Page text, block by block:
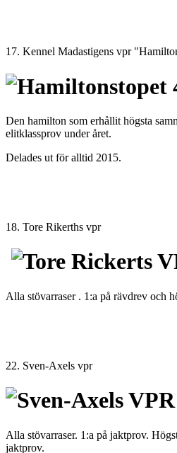
17. Kennel Madastigens vpr
Den hamilton som erhållit högsta
elitklassprov under året.
Delades ut för alltid 2015.
18. Tore Rikerths vpr
Alla stövarraser . 1:a på rävdrev och
22. Sven-Axels vpr
Alla stövarraser. 1:a på jaktprov.
jaktprov.